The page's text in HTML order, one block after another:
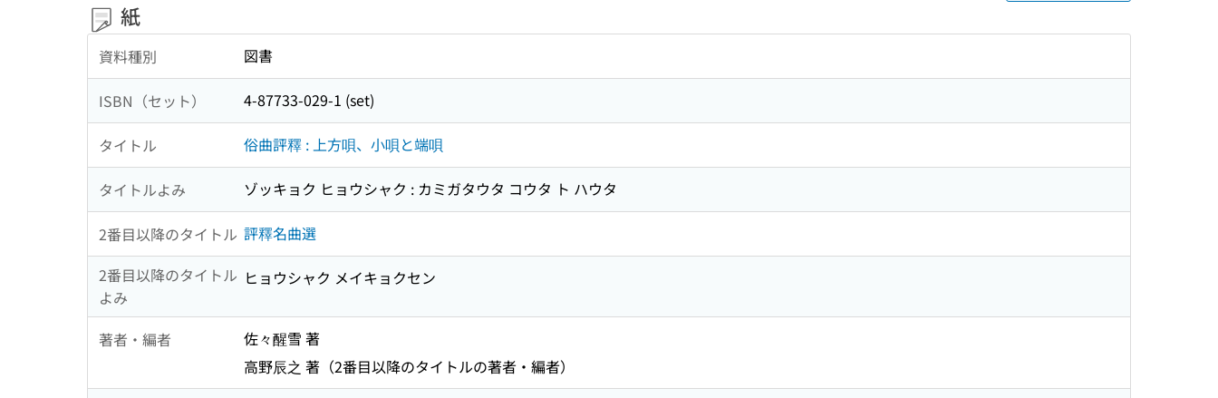
紙
資料種別 図書
ISBN（セット） 4-87733-029-1 (set)
タイトル 俗曲評釋 : 上方唄、小唄と端唄
タイトルよみ ゾッキョク ヒョウシャク : カミガタウタ コウタ ト ハウタ
2番目以降のタイトル 評釋名曲選
2番目以降のタイトル
よみ
ヒョウシャク メイキョクセン
著者・編者
佐々醒雪 著
高野辰之 著（2番目以降のタイトルの著者・編者）